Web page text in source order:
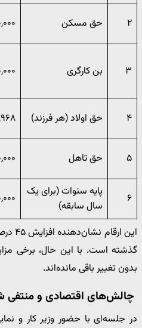
۲ حق مسکن
۳ بن کارگری
۴ حق اولاد (هر فرزند)
۵ حق تاهل
۶
پایه سنوات (برای یک
سال سابقه)
این
گذشته است. با این حال، برخی
بدون تغییر باقی مانده‌اند.
چالش‌های اقتصادی و منتفی
در جلسه‌ای با حضور وزیر کار و